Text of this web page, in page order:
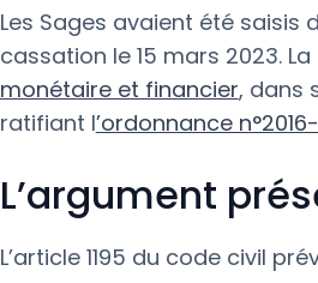
Les Sages avaient été
cassation le 15 mars 2023.
monétaire et financier, dans
ratifiant l’ordonnance
L’argument
L’article 1195 du code civil